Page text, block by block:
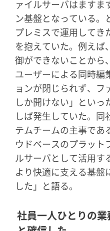
ァイルサーバはますま
ン基盤となっている。
プレミスで運用してき
を抱えていた。例えば
御ができないことから
ユーザーによる同時編
ョンが閉じられず、フ
しか開けない」といっ
しば発生していた。同
テムチームの主事であ
ウドベースのプラット
ルサーバとして活用す
より快適に支える基盤
した」と語る。
社員一人ひとりの